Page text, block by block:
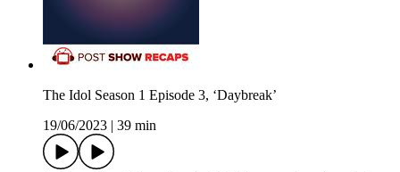
The Idol Season 1 Episode 3, ‘Daybreak’
19/06/2023
39 min